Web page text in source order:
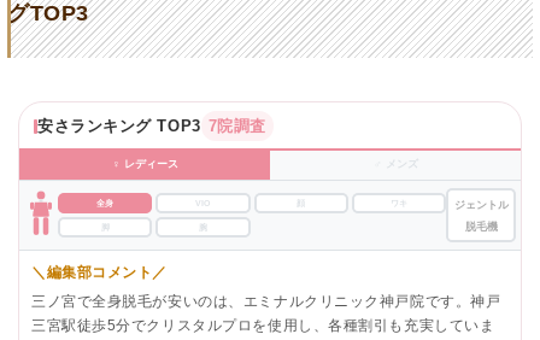
グTOP3
安さランキング TOP3 7院調査
♀ レディース ♂ メンズ
全身 VIO ワキ
脚
ジェントル
脱毛機
＼編集部コメント／
三ノ宮で全身脱毛が安いのは、エミナルクリニック神戸院です。神戸
三宮駅徒歩5分でクリスタルプロを使用し、各種割引も充実していま